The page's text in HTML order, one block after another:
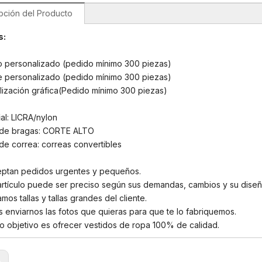
del Producto
personalizado (pedido mínimo 300 piezas)
personalizado (pedido mínimo 300 piezas)
gráfica(Pedido mínimo 300 piezas)
LICRA/nylon
bragas: CORTE ALTO
correa: correas convertibles
pedidos urgentes y pequeños.
puede ser preciso según sus demandas, cambios y su
tallas y tallas grandes del cliente.
enviarnos las fotos que quieras para que te lo fabriquemos.
objetivo es ofrecer vestidos de ropa 100% de calidad.